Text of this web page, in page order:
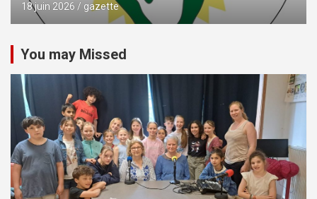
18 juin 2026 gazette
You may Missed